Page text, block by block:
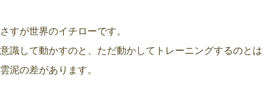
さすが世界のイチローです。
意識して動かすのと、ただ動かしてトレーニングするのとは
雲泥の差があります。